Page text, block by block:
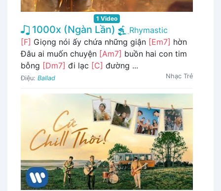
1 Video
1000x (Ngàn Lần)
Rhymastic
[F] Giọng nói ấy chứa những giận [Em7] hờn
Đâu ai muốn chuyện [Am7] buồn hai con tim
bỗng [Dm7] đi lạc [C] đường ...
Điệu: Ballad Nhạc Trẻ